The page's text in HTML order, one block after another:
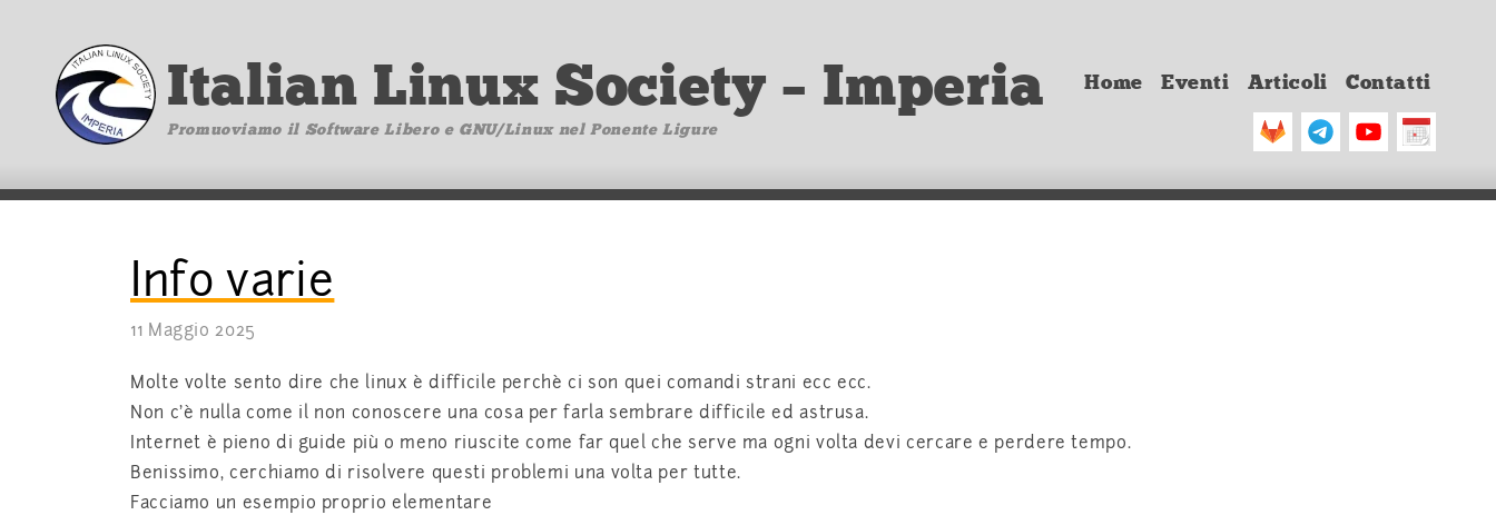
Italian Linux Society – Imperia
Promuoviamo il Software Libero e GNU/Linux nel Ponente Ligure
Home Eventi Articoli Contatti
Info varie
11 Maggio 2025
Molte volte sento dire che linux è difficile perchè ci son quei comandi strani ecc ecc.
Non c’è nulla come il non conoscere una cosa per farla sembrare difficile ed astrusa.
Internet è pieno di guide più o meno riuscite come far quel che serve ma ogni volta devi cercare e perdere tempo.
Benissimo, cerchiamo di risolvere questi problemi una volta per tutte.
Facciamo un esempio proprio elementare